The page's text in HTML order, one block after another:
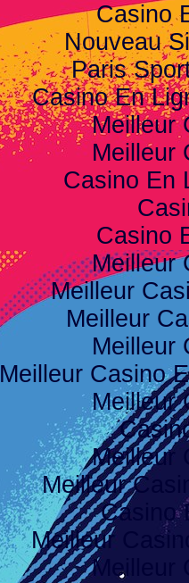
Casino
Nouveau
Paris
Casino En
Meilleur
Meilleur
Casino En
Casino
Meilleur
Meilleur
Meilleur
Meilleur
Meilleur Casino
Meilleur
Meilleur
Meilleur
Casino
Meilleur
Meilleur